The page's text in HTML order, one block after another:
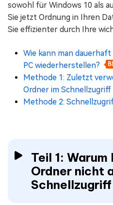
sowohl für Windows 10 als
Sie jetzt Ordnung in Ihren
Sie effizienter durch Ihre
Wie kann man
PC wiederherstellen?
Methode 1: Zuletzt
Ordner im
Methode 2:
Teil 1: Warum
Ordner nicht